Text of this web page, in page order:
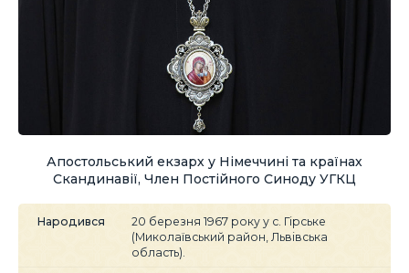
Апостольський екзарх у Німеччині та країнах
Скандинавії, Член Постійного Синоду УГКЦ
Народився
20 березня 1967 року у с. Гірське
(Миколаївський район, Львівська
область).